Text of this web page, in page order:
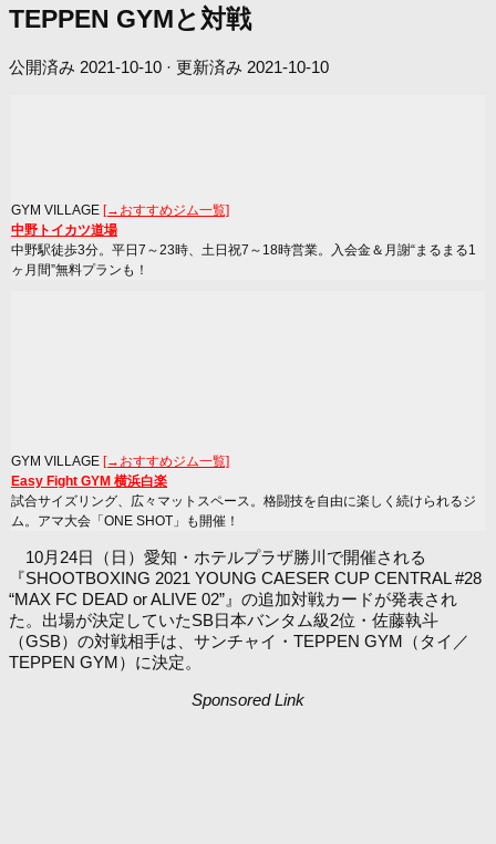
TEPPEN GYMと対戦
公開済み 2021-10-10 · 更新済み 2021-10-10
GYM VILLAGE [→おすすめジム一覧]
中野トイカツ道場
中野駅徒歩3分。平日7～23時、土日祝7～18時営業。入会金＆月謝“まるまる1
ヶ月間”無料プランも！
GYM VILLAGE [→おすすめジム一覧]
Easy Fight GYM 横浜白楽
試合サイズリング、広々マットスペース。格闘技を自由に楽しく続けられるジ
ム。アマ大会「ONE SHOT」も開催！
10月24日（日）愛知・ホテルプラザ勝川で開催される
『SHOOTBOXING 2021 YOUNG CAESER CUP CENTRAL #28
“MAX FC DEAD or ALIVE 02”』の追加対戦カードが発表され
た。出場が決定していたSB日本バンタム級2位・佐藤執斗
（GSB）の対戦相手は、サンチャイ・TEPPEN GYM（タイ／
TEPPEN GYM）に決定。
Sponsored Link